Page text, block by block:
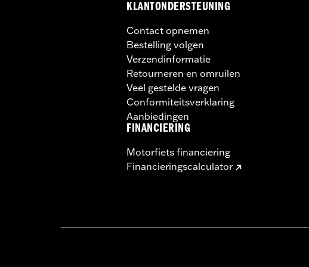
KLANTONDERSTEUNING
Contact opnemen
Bestelling volgen
Verzendinformatie
Retourneren en omruilen
Veel gestelde vragen
Conformiteitsverklaring
Aanbiedingen
FINANCIERING
Motorfiets financiering
Financieringscalculator